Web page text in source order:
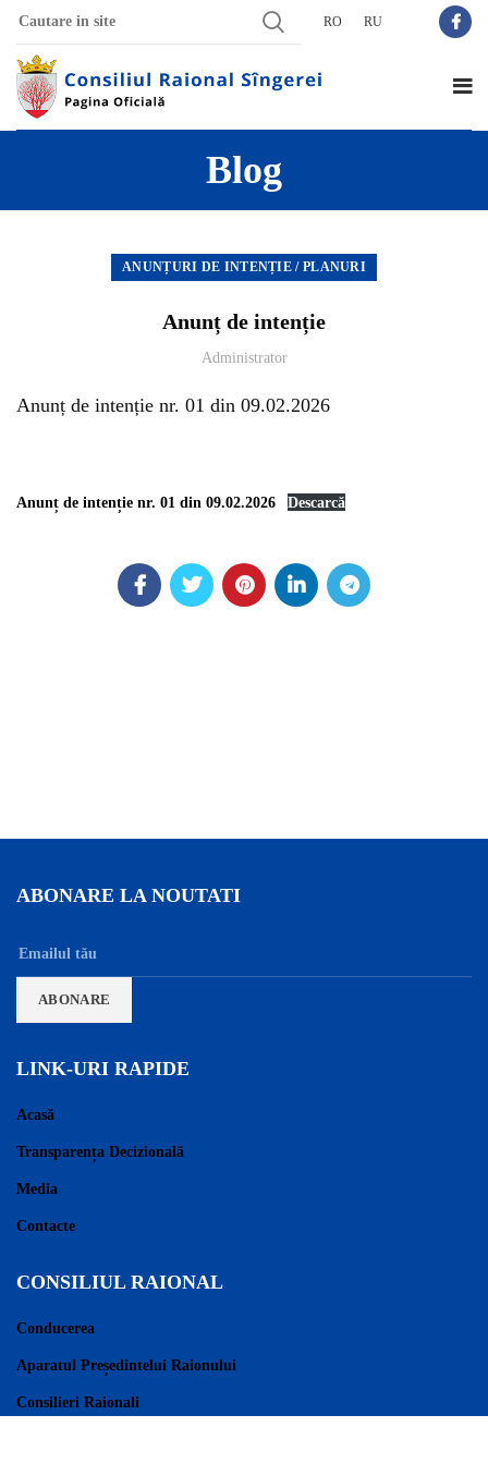
RO RU
Blog
ANUNȚURI DE INTENȚIE / PLANURI
Anunț de intenție
Administrator
Anunț de intenție nr. 01 din 09.02.2026
Anunț de intenție nr. 01 din 09.02.2026 Descarcă
ABONARE LA NOUTATI
LINK-URI RAPIDE
Acasă
Transparența Decizională
Media
Contacte
CONSILIUL RAIONAL
Conducerea
Aparatul Președintelui Raionului
Consilieri Raionali